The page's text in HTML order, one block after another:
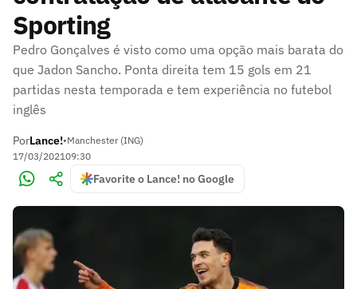
Sporting
Pedro Gonçalves é visto como uma opção mais barata do
que Jadon Sancho. Ponta direita tem 15 gols em 21
partidas nesta temporada e tem experiência no futebol
inglês
PorLance!•Manchester (ING)
17/03/202109:30
Favorite o Lance! no Google